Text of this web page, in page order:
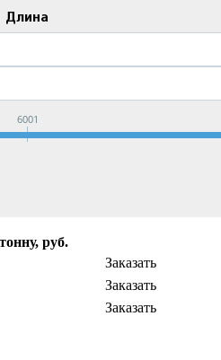
Длина
6001
руб.
Заказать
Заказать
Заказать